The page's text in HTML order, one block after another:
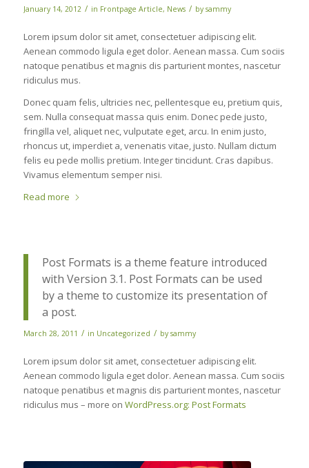
January 14, 2012 / in Frontpage Article, News / by sammy
Lorem ipsum dolor sit amet, consectetuer adipiscing elit.
Aenean commodo ligula eget dolor. Aenean massa. Cum sociis
natoque penatibus et magnis dis parturient montes, nascetur
ridiculus mus.
Donec quam felis, ultricies nec, pellentesque eu, pretium quis,
sem. Nulla consequat massa quis enim. Donec pede justo,
fringilla vel, aliquet nec, vulputate eget, arcu. In enim justo,
rhoncus ut, imperdiet a, venenatis vitae, justo. Nullam dictum
felis eu pede mollis pretium. Integer tincidunt. Cras dapibus.
Vivamus elementum semper nisi.
Read more
Post Formats is a theme feature introduced
with Version 3.1. Post Formats can be used
by a theme to customize its presentation of
a post.
March 28, 2011 / in Uncategorized / by sammy
Lorem ipsum dolor sit amet, consectetuer adipiscing elit.
Aenean commodo ligula eget dolor. Aenean massa. Cum sociis
natoque penatibus et magnis dis parturient montes, nascetur
ridiculus mus – more on WordPress.org: Post Formats